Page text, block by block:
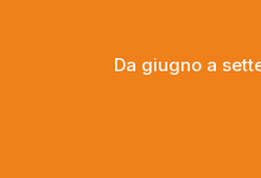
Da giugno a